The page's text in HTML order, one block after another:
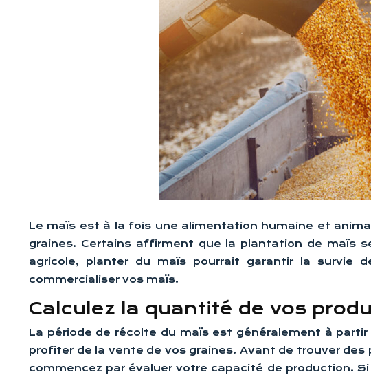
Le maïs est à la fois une alimentation humaine et
graines. Certains affirment que la plantation de maïs
agricole, planter du maïs pourrait garantir la survie
commercialiser vos maïs.
Calculez la quantité de vos
La période de récolte du maïs est généralement à partir
profiter de la vente de vos graines. Avant de trouver
commencez par évaluer votre capacité de production.